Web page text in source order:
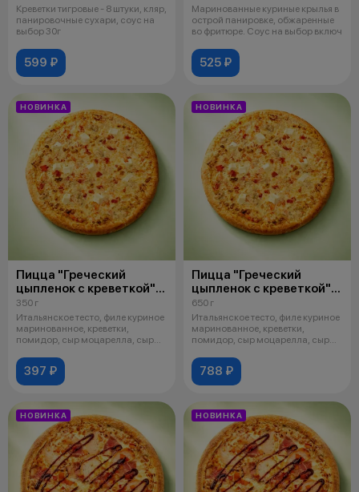
Креветки тигровые - 8 штуки, кляр,
панировочные сухари, соус на
выбор 30г
599 ₽
Маринованные куриные крылья в
острой панировке, обжаренные
во фритюре. Соус на выбор включ
525 ₽
НОВИНКА
Пицца "Греческий
цыпленок с креветкой"
24 см
350 г
Итальянское тесто, филе куриное
маринованное, креветки,
помидор, сыр моцарелла, сыр
397 ₽
НОВИНКА
Пицца "Греческий
цыпленок с креветкой"
32 см
650 г
Итальянское тесто, филе куриное
маринованное, креветки,
помидор, сыр моцарелла, сыр
788 ₽
НОВИНКА НОВИНКА